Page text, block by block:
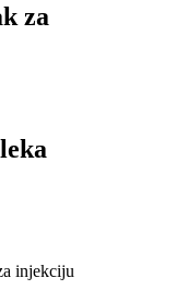
za
injekciju